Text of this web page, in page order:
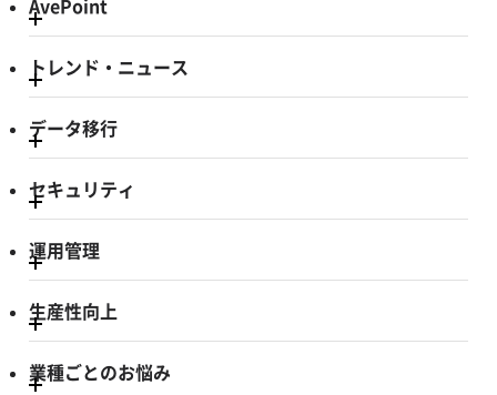
AvePoint
トレンド・ニュース
データ移行
セキュリティ
運用管理
生産性向上
業種ごとのお悩み